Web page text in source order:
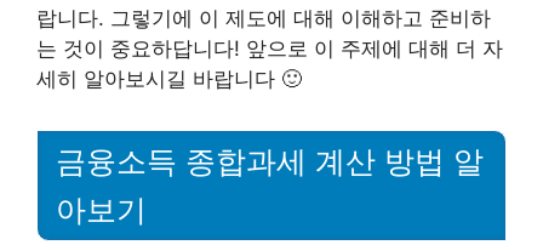
랍니다. 그렇기에 이 제도에 대해 이해하고 준비하
는 것이 중요하답니다! 앞으로 이 주제에 대해 더 자
세히 알아보시길 바랍니다 🙂
금융소득 종합과세 계산 방법 알
아보기